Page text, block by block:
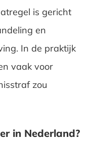
is gericht
en
In de praktijk
vaak voor
zou
in Nederland?